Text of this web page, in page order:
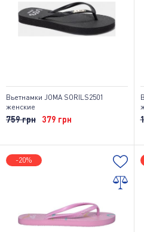
Вьетнамки JOMA SORILS2501
женские
759 грн 379 грн
-20%